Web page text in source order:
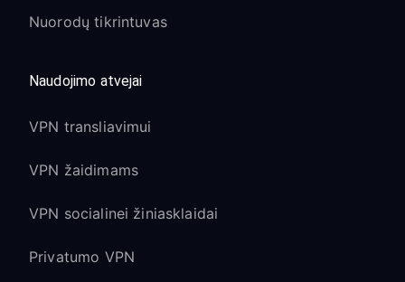
Nuorodų tikrintuvas
Naudojimo atvejai
VPN transliavimui
VPN žaidimams
VPN socialinei žiniasklaidai
Privatumo VPN